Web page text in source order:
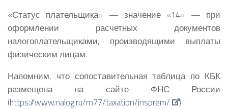
«Статус плательщика» — значение «14» — при
оформлении расчетных документов
налогоплательщиками, производящими выплаты
физическим лицам.
Напомним, что сопоставительная таблица по КБК
размещена на сайте ФНС России
(https://www.nalog.ru/rn77/taxation/insprem/
).